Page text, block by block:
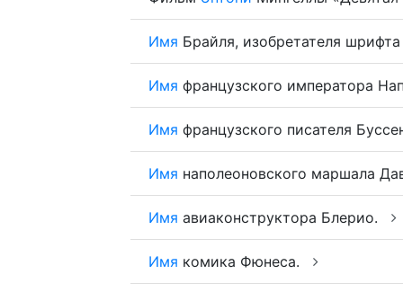
Имя Брайля, изобретателя
Имя французского императора
Имя французского писателя
Имя наполеоновского маршала
Имя авиаконструктора Блерио.
Имя комика Фюнеса.